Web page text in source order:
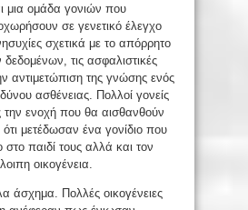
μια ομάδα γονιών που
σε γενετικό έλεγχο
σχετικά με το απόρρητο
τις ασφαλιστικές
αντιμετώπιση της γνώσης ενός
ασθένειας. Πολλοί γονείς
την ενοχή που θα αισθανθούν
μετέδωσαν ένα γονίδιο που
στο παιδί τους αλλά και τον
οικογένεια.
άσχημα. Πολλές οικογένειες